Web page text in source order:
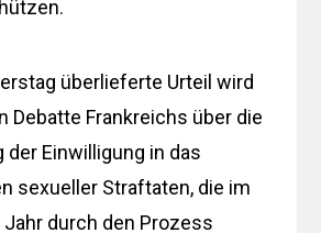
überlieferte Urteil wird
Debatte Frankreichs über die
der Einwilligung in das
sexueller Straftaten, die im
durch den Prozess